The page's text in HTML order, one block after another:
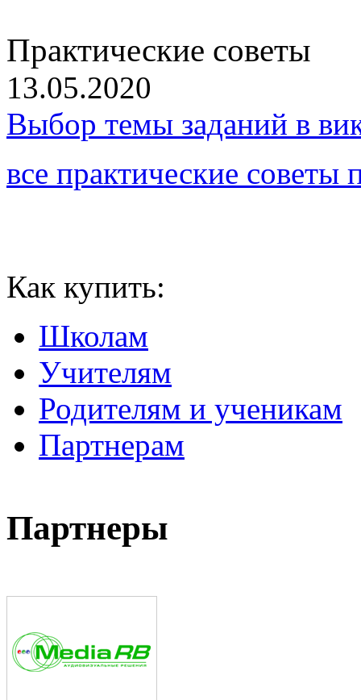
Практические советы
13.05.2020
Выбор темы заданий в
все практические советы
Как купить:
Школам
Учителям
Родителям и ученикам
Партнерам
Партнеры